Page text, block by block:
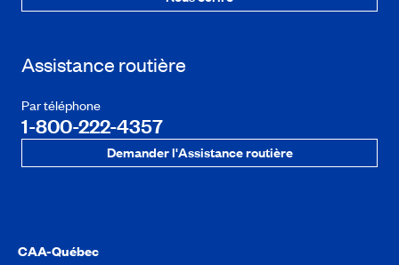
Assistance routière
Par téléphone
1-800-222-4357
Demander l'Assistance routière
CAA-Québec